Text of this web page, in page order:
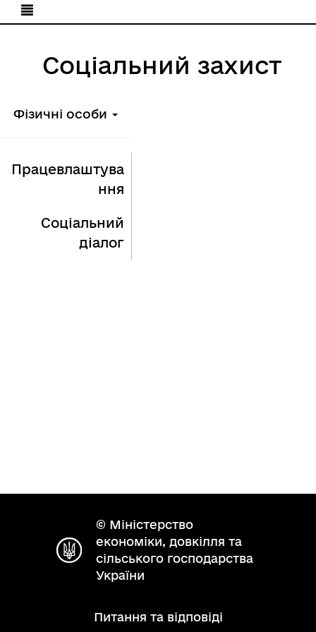
Соціальний захист
Фізичні особи
Працевлаштува
ння
Соціальний
діалог
© Міністерство
економіки, довкілля та
сільського господарства
України
Питання та відповіді